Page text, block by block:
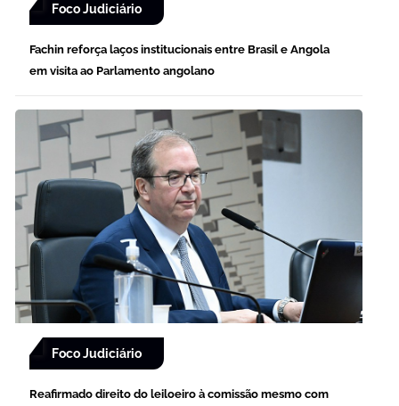
Foco Judiciário
Fachin reforça laços institucionais entre Brasil e Angola
em visita ao Parlamento angolano
Foco Judiciário
Reafirmado direito do leiloeiro à comissão mesmo com